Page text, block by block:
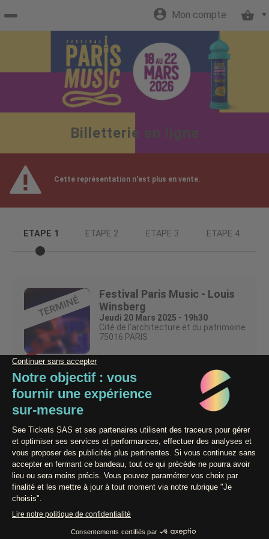
Site
Mon compte
Billetterie en ligne
Cette représentation n'est plus en vente.
ETAPE 1 ETAPE 2 ETAPE 3 ETAPE 4
Festival Paris Music - Louis
Winsberg
Jeudi 20 Mars 2025 - 19h30
Cité de l'architecture et du patrimoine
75016 PARIS
Ventes terminées
Organisateur : Paris Music
Powered by
Paiement 100% sécurisé